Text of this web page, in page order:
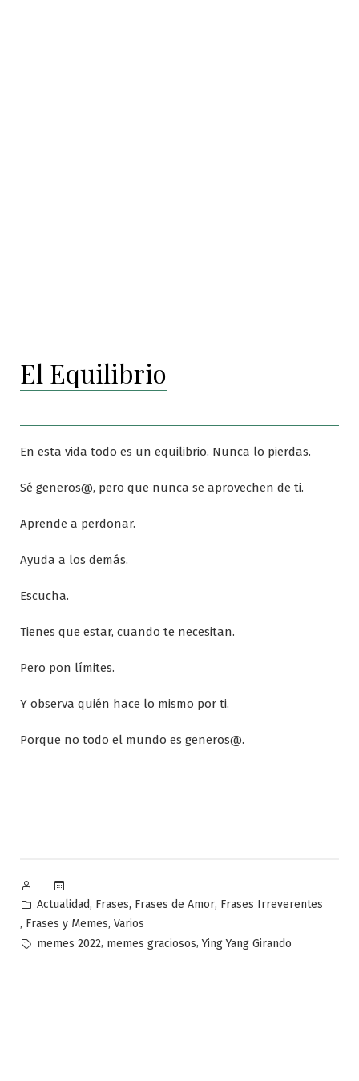
El Equilibrio
En esta vida todo es un equilibrio. Nunca lo pierdas.
Sé generos@, pero que nunca se aprovechen de ti.
Aprende a perdonar.
Ayuda a los demás.
Escucha.
Tienes que estar, cuando te necesitan.
Pero pon límites.
Y observa quién hace lo mismo por ti.
Porque no todo el mundo es generos@.
Publicado
por
Publicado
en
Actualidad, Frases, Frases de Amor, Frases Irreverentes
, Frases y Memes, Varios
Etiquetas:
memes 2022, memes graciosos,Ying Yang Girando